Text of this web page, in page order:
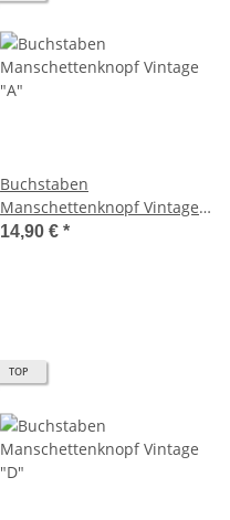
Buchstaben
Manschettenknopf Vintage
"A"
14,90 € *
TOP